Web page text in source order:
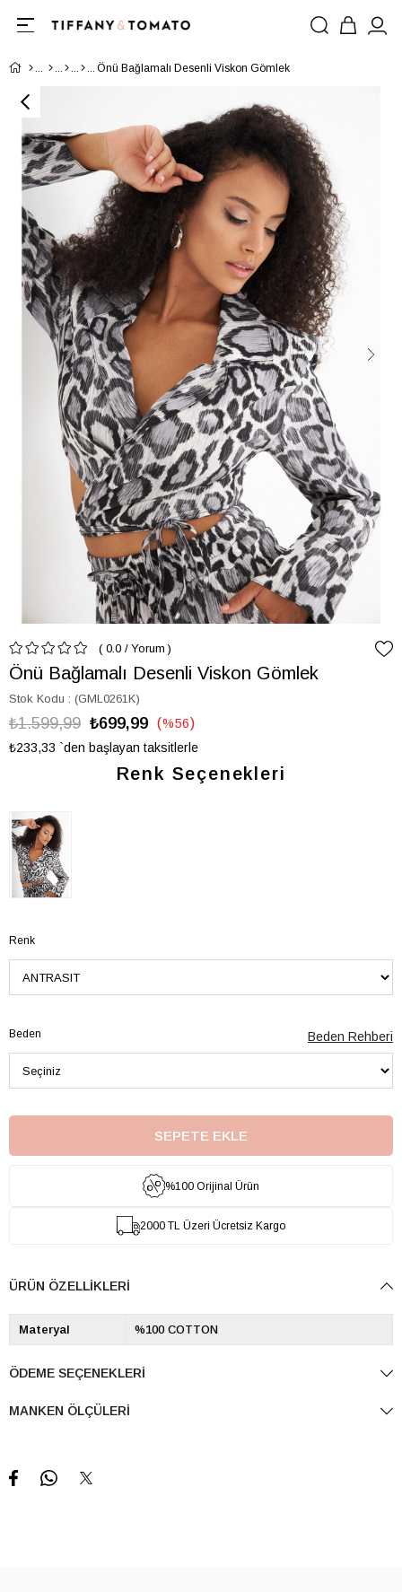
Önü Bağlamalı Desenli Viskon Gömlek
0.0 / Yorum
Önü Bağlamalı Desenli Viskon Gömlek
Stok Kodu (GML0261K)
₺1.599,99 ₺699,99 %56
İndirim
₺233,33 `den başlayan taksitlerle
Renk Seçenekleri
Renk
Beden Beden Rehberi
%100 Orijinal Ürün
2000 TL Üzeri Ücretsiz Kargo
ÜRÜN ÖZELLIKLERI
Materyal %100 COTTON
ÖDEME SEÇENEKLERI
MANKEN ÖLÇÜLERI